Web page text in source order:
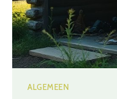
ALGEMEEN